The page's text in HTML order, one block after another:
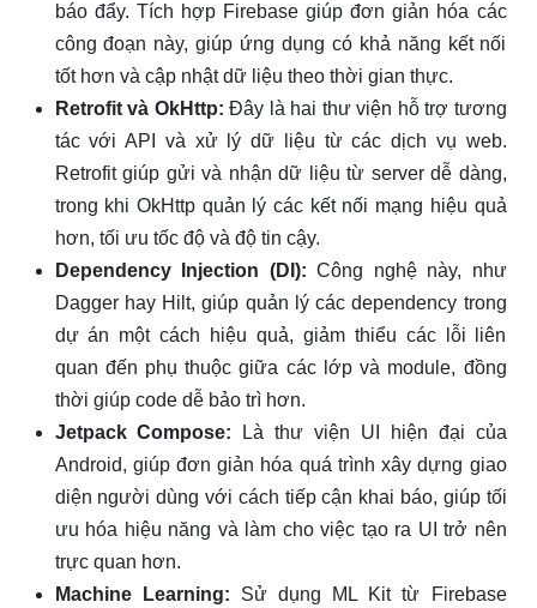
báo đẩy. Tích hợp Firebase giúp đơn giản hóa các
công đoạn này, giúp ứng dụng có khả năng kết nối
tốt hơn và cập nhật dữ liệu theo thời gian thực.
Retrofit và OkHttp: Đây là hai thư viện hỗ trợ tương
tác với API và xử lý dữ liệu từ các dịch vụ web.
Retrofit giúp gửi và nhận dữ liệu từ server dễ dàng,
trong khi OkHttp quản lý các kết nối mạng hiệu quả
hơn, tối ưu tốc độ và độ tin cậy.
Dependency Injection (DI): Công nghệ này, như
Dagger hay Hilt, giúp quản lý các dependency trong
dự án một cách hiệu quả, giảm thiểu các lỗi liên
quan đến phụ thuộc giữa các lớp và module, đồng
thời giúp code dễ bảo trì hơn.
Jetpack Compose: Là thư viện UI hiện đại của
Android, giúp đơn giản hóa quá trình xây dựng giao
diện người dùng với cách tiếp cận khai báo, giúp tối
ưu hóa hiệu năng và làm cho việc tạo ra UI trở nên
trực quan hơn.
Machine Learning: Sử dụng ML Kit từ Firebase